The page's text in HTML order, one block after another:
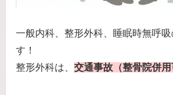
一般内科、整形外科、睡眠時無呼吸
す！
整形外科は、 交通事故（整骨院併用